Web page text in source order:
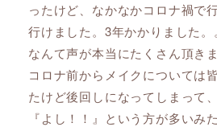
ったけど、なかなかコロナ禍で
行けました。3年かかりました。
なんて声が本当にたくさん頂きま
コロナ前からメイクについては
たけど後回しになってしまって
『よし！！』という方が多いみ